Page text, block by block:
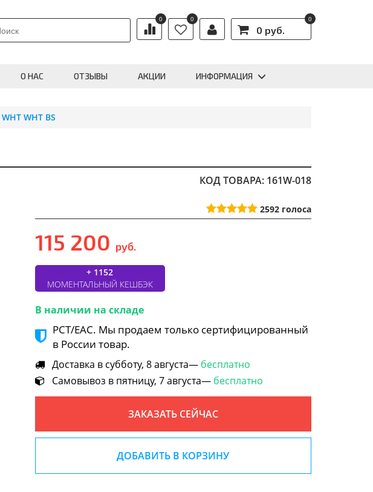
0 0
0 руб.
0
О НАС ОТЗЫВЫ АКЦИИ ИНФОРМАЦИЯ
WHT BS
КОД ТОВАРА: 161W-018
2592 голоса
115 200 руб.
+ 1152
МОМЕНТАЛЬНЫЙ КЕШБЭК
В наличии на складе
РСТ/ЕАС. Мы продаем только сертифицированный
в России товар.
Доставка в субботу, 8 августа— бесплатно
Самовывоз в пятницу, 7 августа— бесплатно
ЗАКАЗАТЬ СЕЙЧАС
ДОБАВИТЬ В КОРЗИНУ